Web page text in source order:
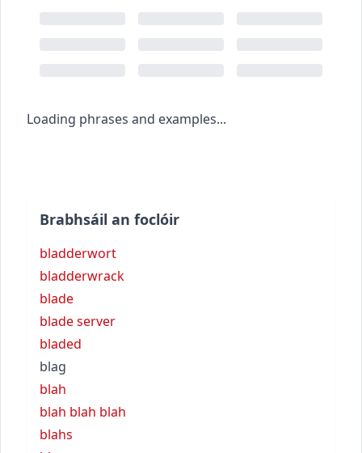
Loading phrases and examples...
Brabhsáil an foclóir
bladderwort
bladderwrack
blade
blade server
bladed
blag
blah
blah blah blah
blahs